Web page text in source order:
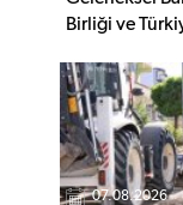
Birliği ve
Prof. Dr. Ümit
kurum
07.08.2026